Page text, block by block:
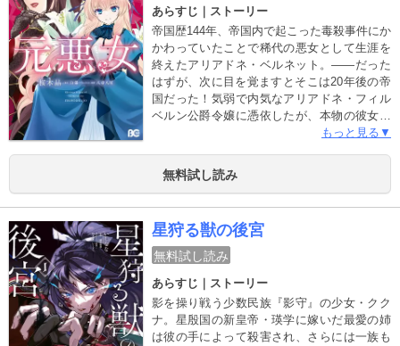
あらすじ｜ストーリー
帝国歴144年、帝国内で起こった毒殺事件にか
かわっていたことで稀代の悪女として生涯を
終えたアリアドネ・ベルネット。――だった
はずが、次に目を覚ますとそこは20年後の帝
国だった！気弱で内気なアリアドネ・フィル
ベルン公爵令嬢に憑依したが、本物の彼女は
12歳で自ら命を投げ出してしまっていて…彼
ベルンとして生きていくことを決意する――
同じ名を持つ、正反対のふたりが共につかむ
もっと見る▼
無料試し読み
星狩る獣の後宮
無料試し読み
あらすじ｜ストーリー
影を操り戦う少数民族『影守』の少女・クク
ナ。星殷国の新皇帝・瑛学に嫁いだ最愛の姉
は彼の手によって殺害され、さらには一族も